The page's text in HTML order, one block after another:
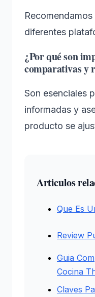
diferentes
¿Por qué son
comparativas y
Son esenciales
informadas y
producto se
Articulos
Que Es
Review
Guia
Cocina
Claves